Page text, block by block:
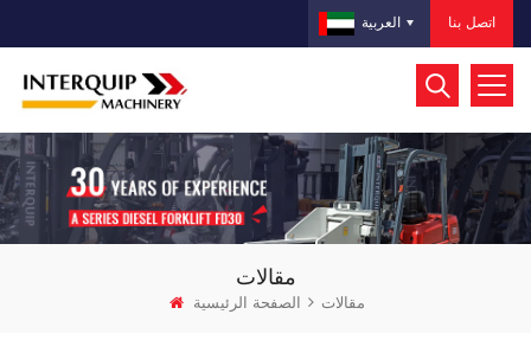
اتصل بنا العربية
مقالات
الصفحة الرئيسية مقالات